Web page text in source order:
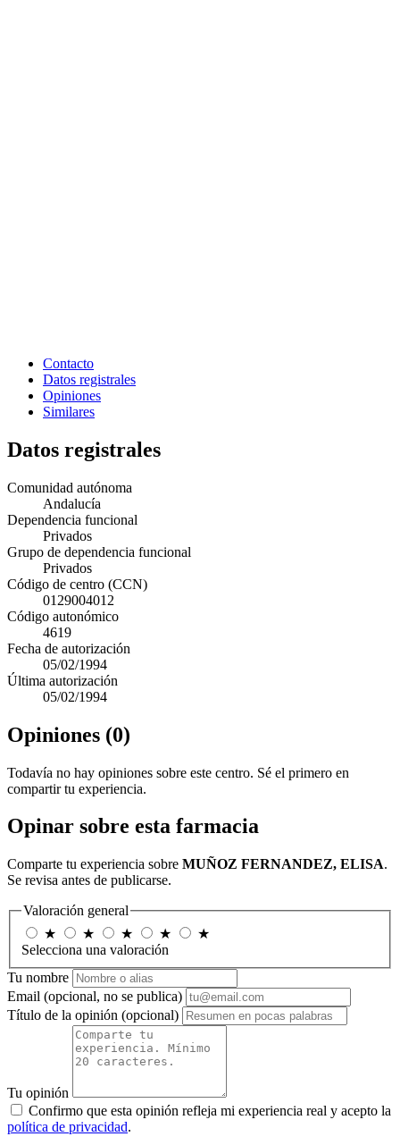
Contacto
Datos registrales
Opiniones
Similares
Datos registrales
Comunidad autónoma
Andalucía
Dependencia funcional
Privados
Grupo de dependencia funcional
Privados
Código de centro (CCN)
0129004012
Código autonómico
4619
Fecha de autorización
05/02/1994
Última autorización
05/02/1994
Opiniones (0)
Todavía no hay opiniones sobre este centro. Sé el primero en
compartir tu experiencia.
Opinar sobre esta farmacia
Comparte tu experiencia sobre MUÑOZ FERNANDEZ, ELISA.
Se revisa antes de publicarse.
Valoración general
★
★ ★ ★
★
Selecciona una valoración
Tu nombre
Email (opcional, no se publica)
Título de la opinión (opcional)
Tu opinión
Confirmo que esta opinión refleja mi experiencia real y acepto la
política de privacidad.